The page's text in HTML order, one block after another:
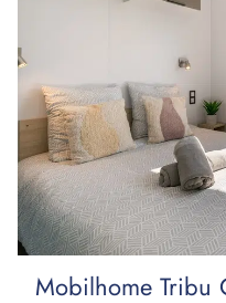
Mobilhome Tribu